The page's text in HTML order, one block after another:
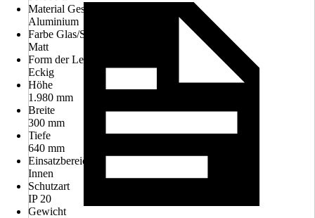
Material Gestell
Aluminium
Farbe Glas/Schirm
Matt
Form der Leuchte
Eckig
Höhe
1.980 mm
Breite
300 mm
Tiefe
640 mm
Einsatzbereich
Innen
Schutzart
IP 20
Gewicht